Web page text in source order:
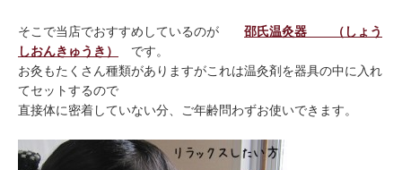
そこで当店でおすすめしているのが 邵氏温灸器
（しょう
しおんきゅうき）
です。
お灸もたくさん種類がありますがこれは温灸剤を器具の中に入れ
てセットするので
直接体に密着していない分、ご年齢問わずお使いできます。